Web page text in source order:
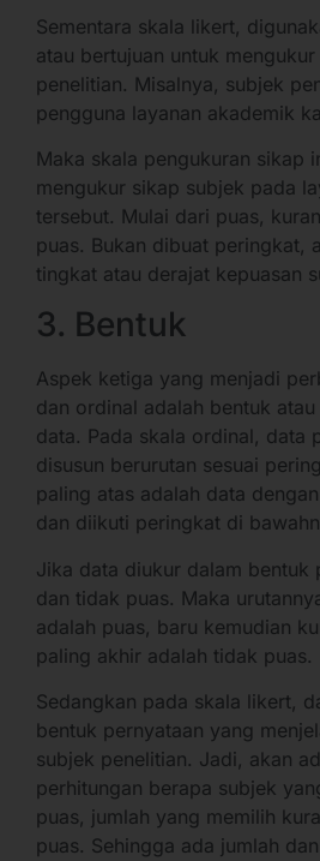
Sementara skala likert,
atau bertujuan untuk
penelitian. Misalnya, subjek
pengguna layanan akademik
Maka skala pengukuran sikap
mengukur sikap subjek pada
tersebut. Mulai dari puas,
puas. Bukan dibuat peringkat,
tingkat atau derajat kepuasan
3. Bentuk
Aspek ketiga yang menjadi
dan ordinal adalah bentuk
data. Pada skala ordinal, data
disusun berurutan sesuai
paling atas adalah data
dan diikuti peringkat di
Jika data diukur dalam bentuk
dan tidak puas. Maka
adalah puas, baru kemudian
paling akhir adalah tidak puas.
Sedangkan pada skala likert,
bentuk pernyataan yang
subjek penelitian. Jadi, akan
perhitungan berapa subjek
puas, jumlah yang memilih
puas. Sehingga ada jumlah